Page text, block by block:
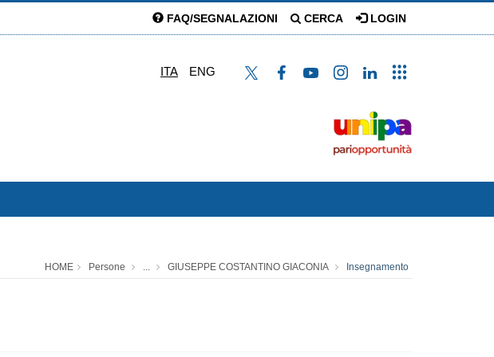
FAQ/SEGNALAZIONI CERCA LOGIN
ITA ENG
HOME Persone ... GIUSEPPE COSTANTINO GIACONIA Insegnamento